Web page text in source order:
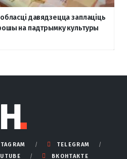
давядзецца заплаціць
на падтрымку культуры
TELEGRAM
ВКОНТАКТЕ